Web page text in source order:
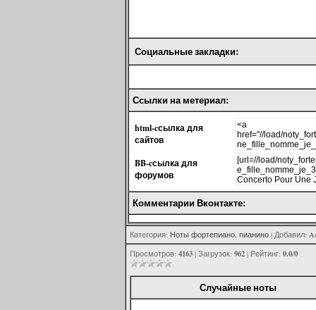
Социальные закладки:
Ссылки на метериал:
html-cсылка для
сайтов
BB-cсылка для
форумов
Комментарии Вконтакте:
Категория: Ноты фортепиано, пианино | Добавил:
Просмотров: 4163 | Загрузок: 962 | Рейтинг: 0.0/0
Случайные ноты